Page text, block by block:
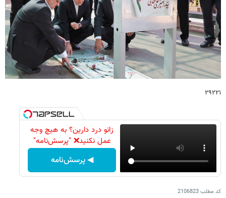
۲۹۲۲۱
زانو درد دارین؟ به هیچ وجه
عمل نکنید❌ "پرسش‌نامه"
◀ پرسش‌نامه
کد مطلب2106823